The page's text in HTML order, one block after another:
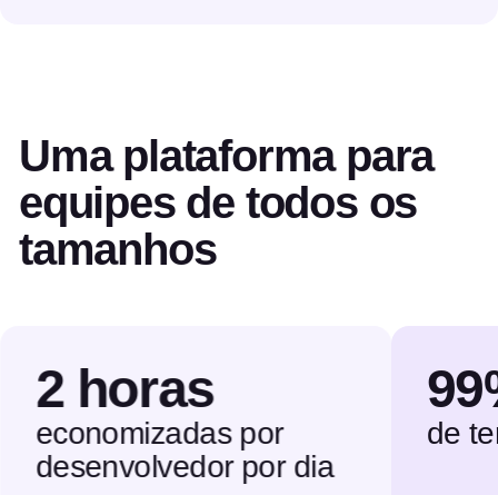
Uma plataforma para
equipes de todos os
tamanhos
2 horas
economizadas por
desenvolvedor por dia
de